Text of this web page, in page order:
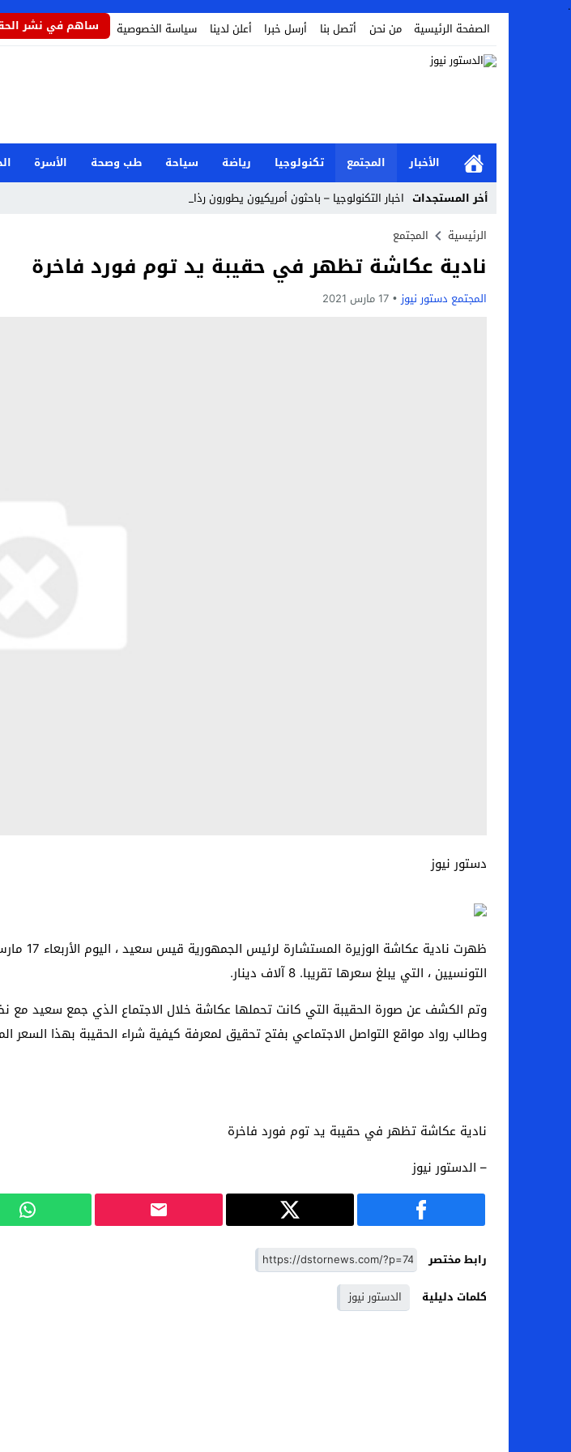
.
الصفحة الرئيسية
من نحن أتصل بنا أرسل خبرا أعلن لدينا سياسة الخصوصية ساهم في نشر
الأخبار المجتمع تكنولوجيا رياضة سياحة طب وصحة الأسرة
أخر المستجدات اخبار التكنولوجيا – باحثون أمريكيون يطورون رذاذاً ي _
Stop
Previous
Next
الرئيسية المجتمع
نادية عكاشة تظهر في حقيبة يد توم فورد فاخرة
المجتمع دستور نيوز 17 مارس 2021
دستور نيوز
التونسيين ، التي يبلغ سعرها تقريبا. 8 آلاف دينار.
وتم الكشف عن صورة الحقيبة التي كانت تحملها عكاشة خلال الاجتماع الذي جمع سعيد مع
وطالب رواد مواقع التواصل الاجتماعي بفتح تحقيق لمعرفة كيفية شراء الحقيبة بهذا السعر
نادية عكاشة تظهر في حقيبة يد توم فورد فاخرة
– الدستور نيوز
رابط مختصر
كلمات دليلية
الدستور نيوز